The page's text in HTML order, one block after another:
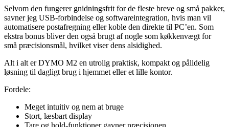
Selvom den fungerer gnidningsfrit for de fleste breve og små pakker,
savner jeg USB-forbindelse og softwareintegration, hvis man vil
automatisere postafregning eller koble den direkte til PC’en. Som
ekstra bonus bliver den også brugt af nogle som køkkenvægt for
små præcisionsmål, hvilket viser dens alsidighed.
Alt i alt er DYMO M2 en utrolig praktisk, kompakt og pålidelig
løsning til dagligt brug i hjemmet eller et lille kontor.
Fordele:
Meget intuitiv og nem at bruge
Stort, læsbart display